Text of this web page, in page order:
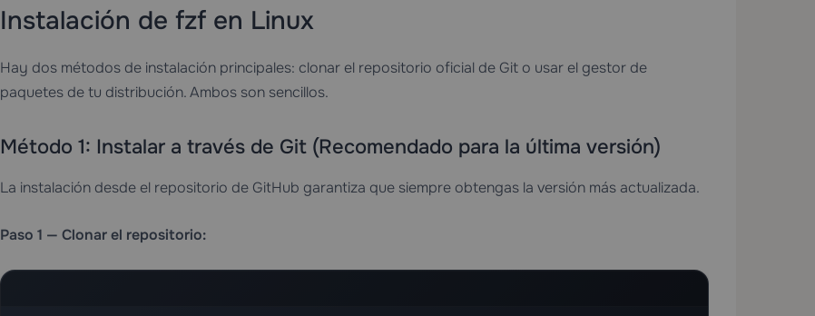
Instalación de fzf en Linux
Hay dos métodos de instalación principales: clonar el repositorio oficial de Git o usar el gestor de
paquetes de tu distribución. Ambos son sencillos.
Método 1: Instalar a través de Git (Recomendado para la última versión)
La instalación desde el repositorio de GitHub garantiza que siempre obtengas la versión más actualizada.
Paso 1 — Clonar el repositorio: